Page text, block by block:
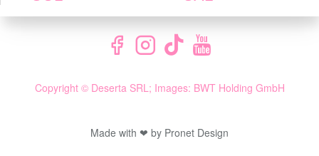
Copyright © Deserta SRL; Images: BWT Holding GmbH
Made with ❤ by Pronet Design